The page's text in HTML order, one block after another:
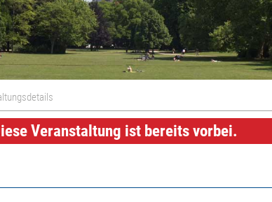
Veranstaltung ist bereits vorbei.